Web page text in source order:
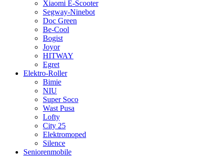
Xiaomi E-Scooter
Segway-Ninebot
Doc Green
Be-Cool
Bogist
Joyor
HITWAY
Egret
Elektro-Roller
Bimie
NIU
Super Soco
Wast Pusa
Lofty
City 25
Elektromoped
Silence
Seniorenmobile